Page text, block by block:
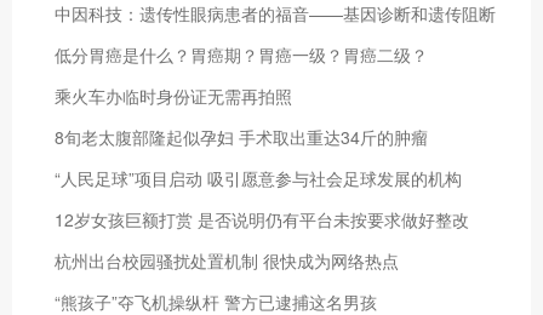
中因科技：遗传性眼病患者的福音——基因诊断和遗传阻断
低分胃癌是什么？胃癌期？胃癌一级？胃癌二级？
乘火车办临时身份证无需再拍照
8旬老太腹部隆起似孕妇 手术取出重达34斤的肿瘤
“人民足球”项目启动 吸引愿意参与社会足球发展的机构
12岁女孩巨额打赏 是否说明仍有平台未按要求做好整改
杭州出台校园骚扰处置机制 很快成为网络热点
“熊孩子”夺飞机操纵杆 警方已逮捕这名男孩